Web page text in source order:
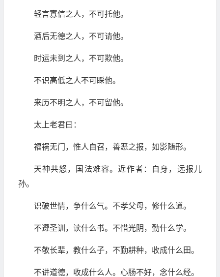
轻言寡信之人，不可托他。
酒后无德之人，不可请他。
时运未到之人，不可欺他。
不识高低之人不可睬他。
来历不明之人，不可留他。
太上老君曰：
福祸无门，惟人自召，善恶之报，如影随形。
天神共怒，国法难容。近作者：自身，远报儿
孙。
识破世情，争什么气。不孝父母，修什么道。
不遵圣训，读什么书。不惜光阴，勤什么学。
不敬长辈，教什么子，不勤耕种，收成什么田。
不讲道德，收成什么人。心肠不好，念什么经。